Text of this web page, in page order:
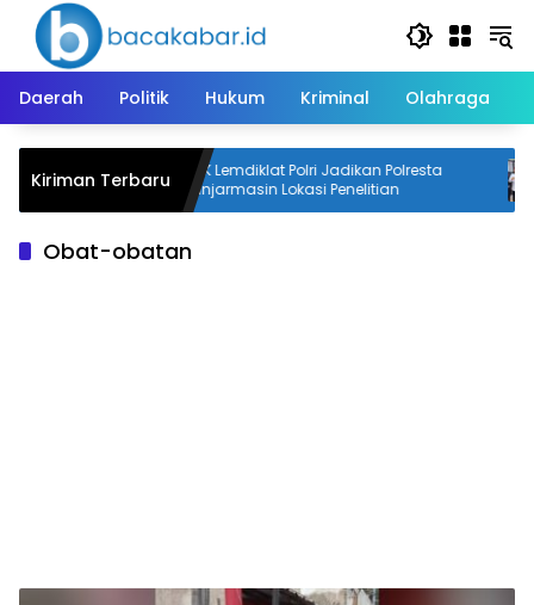
Langsung
konten
Daerah
Politik Hukum Kriminal Olahraga
Kiriman Terbaru
Polisi
STIK Lemdiklat Polri Jadikan Polresta
Banjarmasin Lokasi Penelitian
Obat-obatan